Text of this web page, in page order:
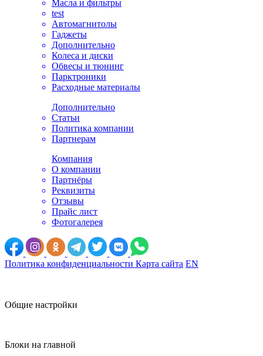
Масла и фильтры
test
Автомагнитолы
Гаджеты
Дополнительно
Колеса и диски
Обвесы и тюнинг
Парктроники
Расходные материалы
Дополнительно
Статьи
Политика компании
Партнерам
Компания
О компании
Партнёры
Реквизиты
Отзывы
Прайс лист
Фотогалерея
Политика конфиденциальности Карта сайта EN
Общие настройки
Блоки на главной